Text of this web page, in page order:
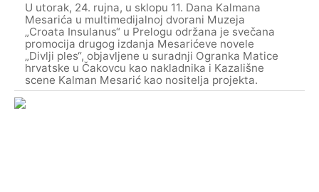
U utorak, 24. rujna, u sklopu 11. Dana Kalmana
Mesarića u multimedijalnoj dvorani Muzeja
„Croata Insulanus“ u Prelogu održana je svečana
promocija drugog izdanja Mesarićeve novele
„Divlji ples“, objavljene u suradnji Ogranka Matice
hrvatske u Čakovcu kao nakladnika i Kazališne
scene Kalman Mesarić kao nositelja projekta.